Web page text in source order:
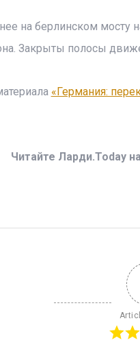
на берлинском
Закрыты полосы
«Германия:
Читайте Ларди.Today на